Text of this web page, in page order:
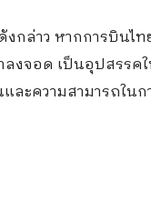
กล่าว หากการบินไท
งจอด เป็นอุปสรรค
ละความสามารถในก